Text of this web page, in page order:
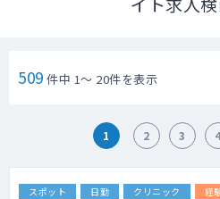
509 件中 1～ 20件を表示
1 2 3
スポット 日勤 クリニック 経